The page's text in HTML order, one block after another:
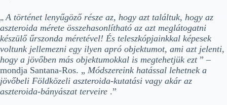
„ A történet lenyűgöző része az, hogy azt találtuk, hogy az
aszteroida mérete összehasonlítható az azt meglátogatni
készülő űrszonda méretével! És teleszkópjainkkal képesek
voltunk jellemezni egy ilyen apró objektumot, ami azt jelenti,
hogy a jövőben más objektumokkal is megtehetjük ezt ” –
mondja Santana-Ros. „ Módszereink hatással lehetnek a
jövőbeli Földközeli aszteroida-kutatási vagy akár az
aszteroida-bányászat terveire .”